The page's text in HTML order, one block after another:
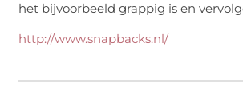
het bijvoorbeeld grappig is en
http://www.snapbacks.nl/